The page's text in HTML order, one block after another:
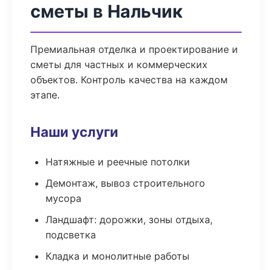
сметы в Нальчик
Премиальная отделка и проектирование и
сметы для частных и коммерческих
объектов. Контроль качества на каждом
этапе.
Наши услуги
Натяжные и реечные потолки
Демонтаж, вывоз строительного
мусора
Ландшафт: дорожки, зоны отдыха,
подсветка
Кладка и монолитные работы